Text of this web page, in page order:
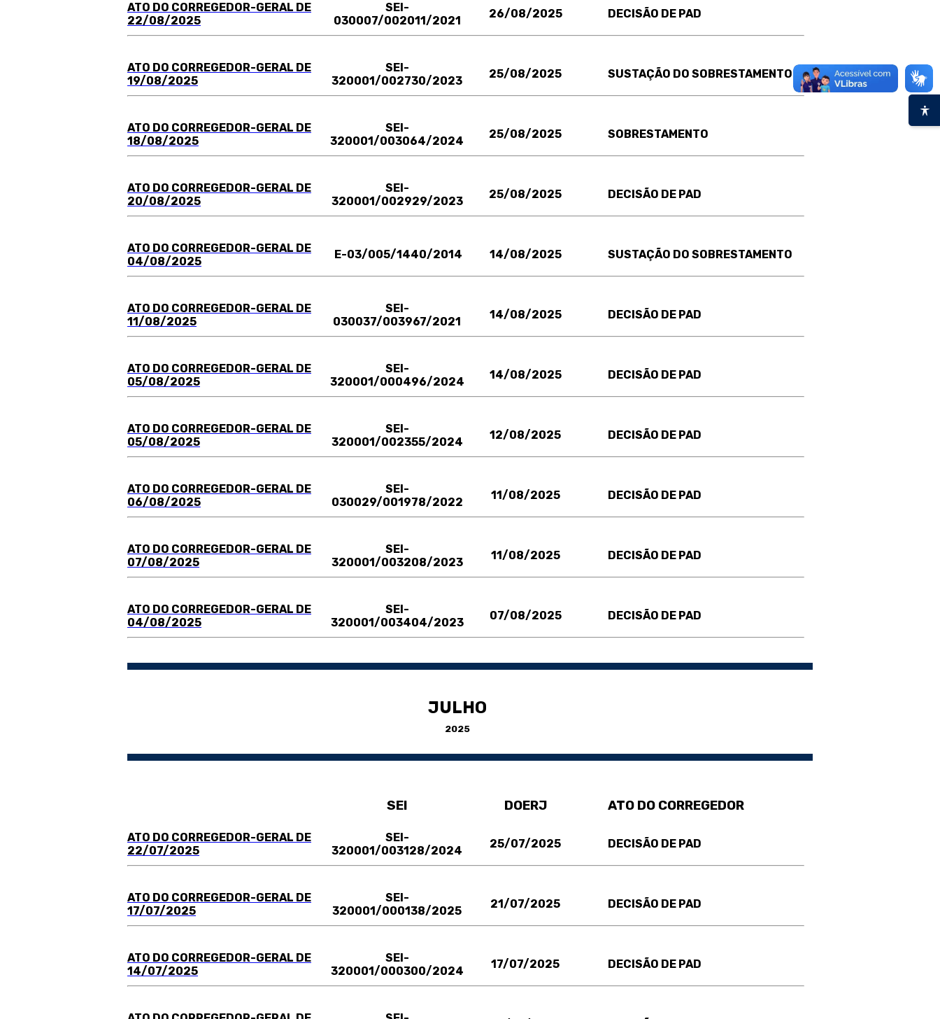
ATO DO CORREGEDOR-GERAL DE
22/08/2025
SEI-
030007/002011/2021
26/08/2025 DECISÃO DE PAD
ATO DO CORREGEDOR-GERAL DE
19/08/2025
SEI-
320001/002730/2023
25/08/2025 SUSTAÇÃO DO SOBRESTAMENTO
ATO DO CORREGEDOR-GERAL DE
18/08/2025
SEI-
320001/003064/2024
25/08/2025 SOBRESTAMENTO
ATO DO CORREGEDOR-GERAL DE
20/08/2025
SEI-
320001/002929/2023
25/08/2025 DECISÃO DE PAD
ATO DO CORREGEDOR-GERAL DE
04/08/2025
E-03/005/1440/2014 14/08/2025 SUSTAÇÃO DO SOBRESTAMENTO
ATO DO CORREGEDOR-GERAL DE
11/08/2025
SEI-
030037/003967/2021
14/08/2025 DECISÃO DE PAD
ATO DO CORREGEDOR-GERAL DE
05/08/2025
SEI-
320001/000496/2024
14/08/2025 DECISÃO DE PAD
ATO DO CORREGEDOR-GERAL DE
05/08/2025
SEI-
320001/002355/2024
12/08/2025 DECISÃO DE PAD
ATO DO CORREGEDOR-GERAL DE
06/08/2025
SEI-
030029/001978/2022
11/08/2025 DECISÃO DE PAD
ATO DO CORREGEDOR-GERAL DE
07/08/2025
SEI-
320001/003208/2023
11/08/2025 DECISÃO DE PAD
ATO DO CORREGEDOR-GERAL DE
04/08/2025
SEI-
320001/003404/2023
07/08/2025 DECISÃO DE PAD
JULHO
2025
SEI DOERJ ATO DO CORREGEDOR
ATO DO CORREGEDOR-GERAL DE
22/07/2025
SEI-
320001/003128/2024
25/07/2025 DECISÃO DE PAD
ATO DO CORREGEDOR-GERAL DE
17/07/2025
SEI-
320001/000138/2025
21/07/2025 DECISÃO DE PAD
ATO DO CORREGEDOR-GERAL DE
14/07/2025
SEI-
320001/000300/2024
17/07/2025 DECISÃO DE PAD